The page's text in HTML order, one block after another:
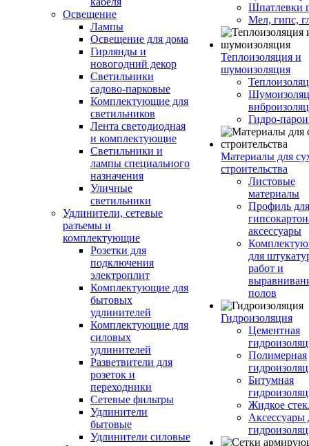
Освещение
Лампы
Освещение для дома
Гирлянды и
новогодний декор
Светильники
садово-парковые
Комплектующие для
светильников
Лента светодиодная
и комплектующие
Светильники и
лампы специального
назначения
Уличные
светильники
Удлинители, сетевые
разъемы и
комплектующие
Розетки для
подключения
электроплит
Комплектующие для
бытовых
удлинителей
Комплектующие для
силовых
удлинителей
Разветвители для
розеток и
переходники
Сетевые фильтры
Удлинители
бытовые
Удлинители силовые
Шпатлевки
Мел, гипс,
Теплоизоляция и
шумоизоляция
Гидро-
Материалы для
строительства
Листовые
материалы
Профиль для
аксессуары
для
работ и
полов
Гидроизоляция
Цементная
Полимерная
Битумная
Жидкое
Аксессуары